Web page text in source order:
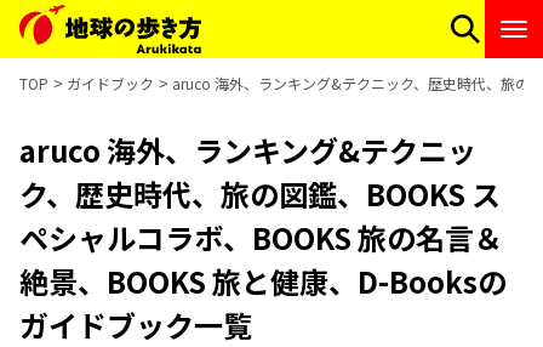
TOP ガイドブック aruco 海外、ランキング&テクニック、歴史時代、旅の
aruco 海外、ランキング&テクニッ
ク、歴史時代、旅の図鑑、BOOKS ス
ペシャルコラボ、BOOKS 旅の名言＆
絶景、BOOKS 旅と健康、D-Booksの
ガイドブック一覧